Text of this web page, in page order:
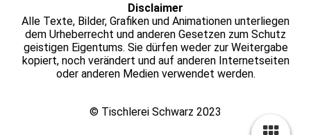
Disclaimer
Alle Texte, Bilder, Grafiken und Animationen unterliegen
dem Urheberrecht und anderen Gesetzen zum Schutz
geistigen Eigentums. Sie dürfen weder zur Weitergabe
kopiert, noch verändert und auf anderen Internetseiten
oder anderen Medien verwendet werden.
© Tischlerei Schwarz 2023